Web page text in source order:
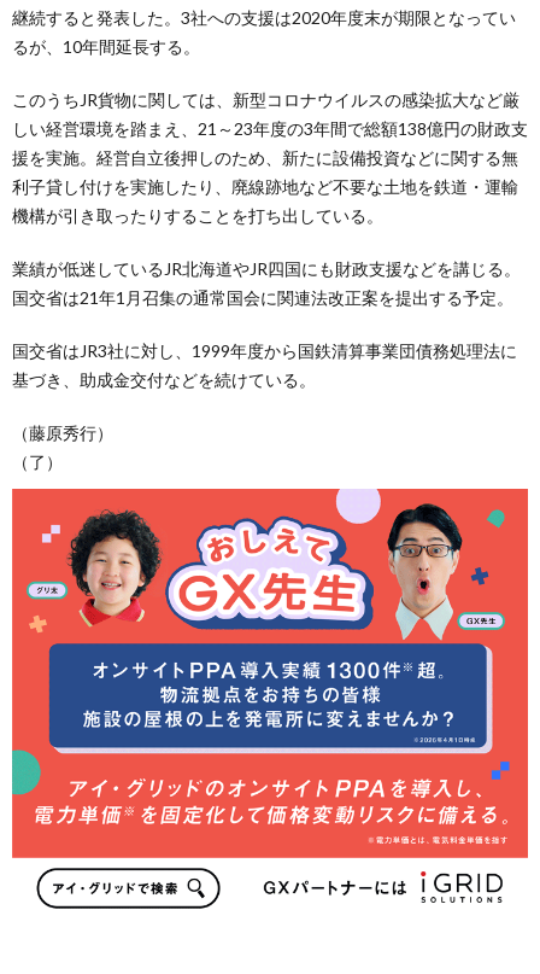
継続すると発表した。3社への支援は2020年度末が期限となってい
るが、10年間延長する。
このうちJR貨物に関しては、新型コロナウイルスの感染拡大など厳
しい経営環境を踏まえ、21～23年度の3年間で総額138億円の財政支
援を実施。経営自立後押しのため、新たに設備投資などに関する無
利子貸し付けを実施したり、廃線跡地など不要な土地を鉄道・運輸
機構が引き取ったりすることを打ち出している。
業績が低迷しているJR北海道やJR四国にも財政支援などを講じる。
国交省は21年1月召集の通常国会に関連法改正案を提出する予定。
国交省はJR3社に対し、1999年度から国鉄清算事業団債務処理法に
基づき、助成金交付などを続けている。
（藤原秀行）
（了）